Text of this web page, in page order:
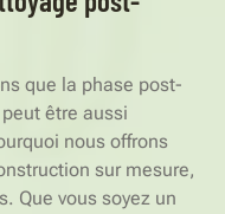
que la phase post-
être aussi
nous offrons
sur mesure,
Que vous soyez un